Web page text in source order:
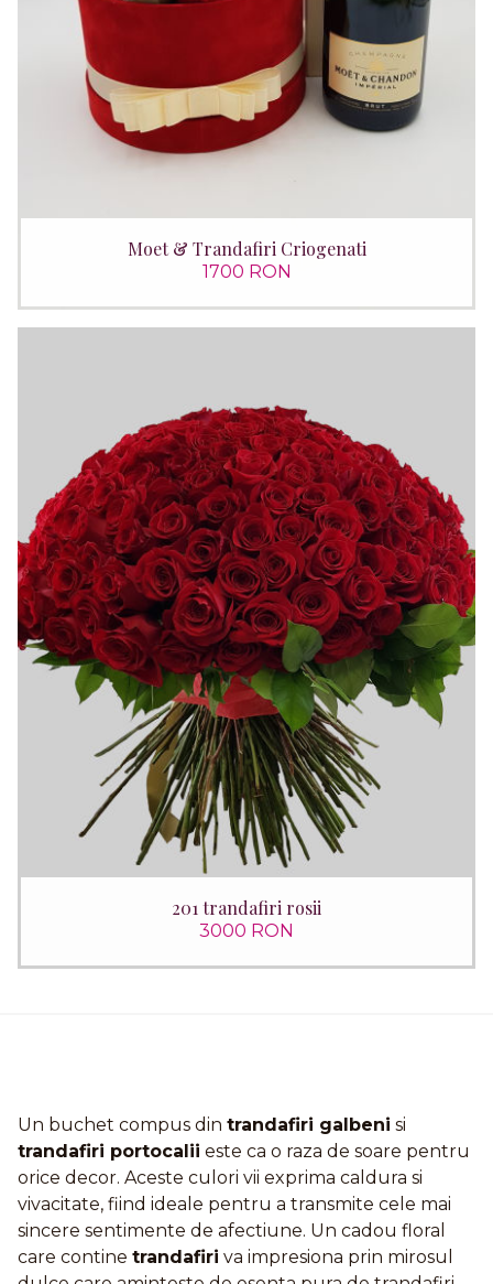
Moet & Trandafiri Criogenati
1700 RON
201 trandafiri rosii
3000 RON
Un buchet compus din trandafiri galbeni si
trandafiri portocalii este ca o raza de soare pentru
orice decor. Aceste culori vii exprima caldura si
vivacitate, fiind ideale pentru a transmite cele mai
sincere sentimente de afectiune. Un cadou floral
care contine trandafiri va impresiona prin mirosul